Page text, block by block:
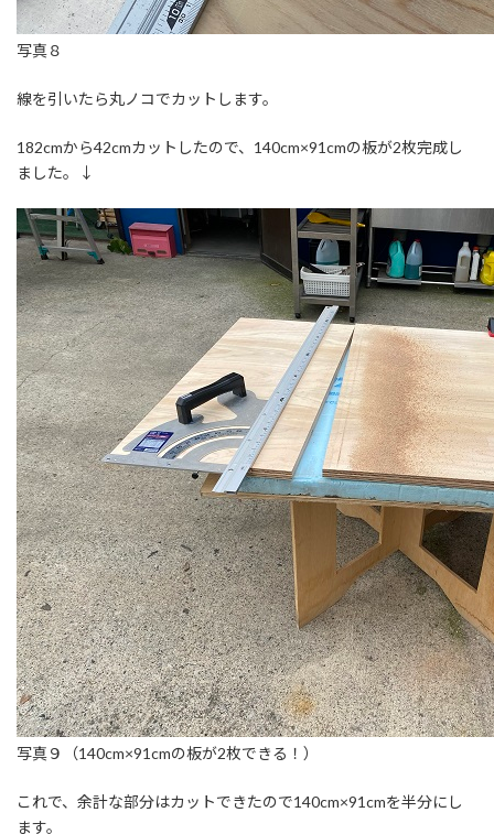
写真８
線を引いたら丸ノコでカットします。
182cmから42cmカットしたので、140cm×91cmの板が2枚完成し
ました。↓
写真９（140cm×91cmの板が2枚できる！）
これで、余計な部分はカットできたので140cm×91cmを半分にし
ます。